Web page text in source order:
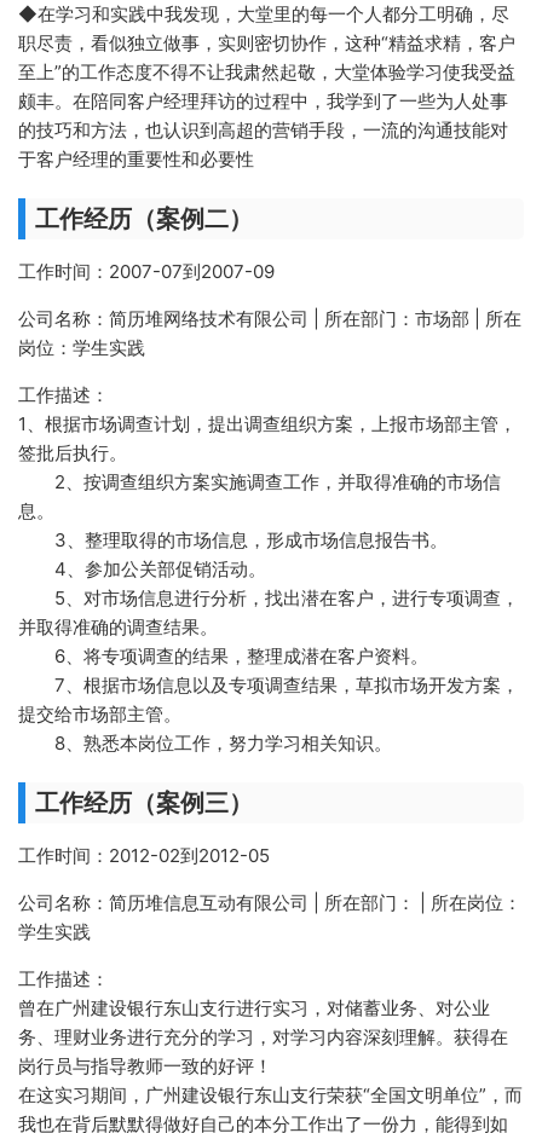
◆在学习和实践中我发现，大堂里的每一个人都分工明确，尽
职尽责，看似独立做事，实则密切协作，这种“精益求精，客户
至上”的工作态度不得不让我肃然起敬，大堂体验学习使我受益
颇丰。在陪同客户经理拜访的过程中，我学到了一些为人处事
的技巧和方法，也认识到高超的营销手段，一流的沟通技能对
于客户经理的重要性和必要性
工作经历（案例二）
工作时间：2007-07到2007-09
公司名称：简历堆网络技术有限公司 | 所在部门：市场部 | 所在
岗位：学生实践
工作描述：
1、根据市场调查计划，提出调查组织方案，上报市场部主管，
签批后执行。
2、按调查组织方案实施调查工作，并取得准确的市场信
息。
3、整理取得的市场信息，形成市场信息报告书。
4、参加公关部促销活动。
5、对市场信息进行分析，找出潜在客户，进行专项调查，
并取得准确的调查结果。
6、将专项调查的结果，整理成潜在客户资料。
7、根据市场信息以及专项调查结果，草拟市场开发方案，
提交给市场部主管。
8、熟悉本岗位工作，努力学习相关知识。
工作经历（案例三）
工作时间：2012-02到2012-05
公司名称：简历堆信息互动有限公司 | 所在部门： | 所在岗位：
学生实践
工作描述：
曾在广州建设银行东山支行进行实习，对储蓄业务、对公业
务、理财业务进行充分的学习，对学习内容深刻理解。获得在
岗行员与指导教师一致的好评！
在这实习期间，广州建设银行东山支行荣获“全国文明单位”，而
我也在背后默默得做好自己的本分工作出了一份力，能得到如